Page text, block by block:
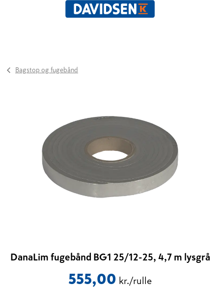
Bagstop og fugebånd
DanaLim fugebånd BG1 25/12-25, 4,7 m lysgrå
555,00 kr./rulle